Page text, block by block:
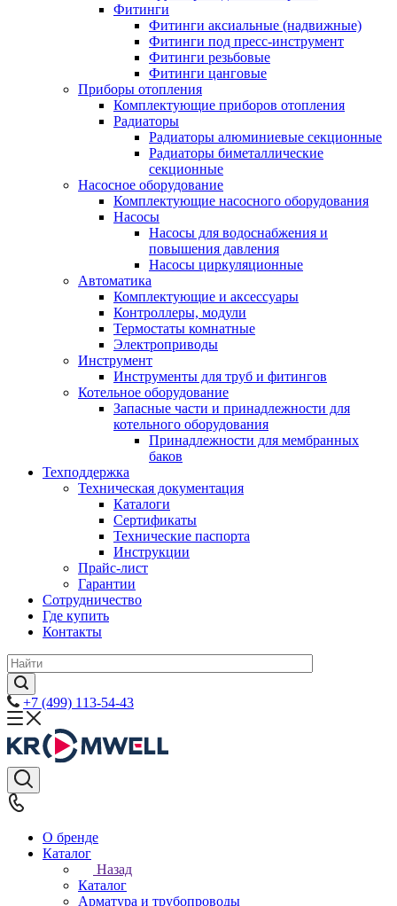
Фитинги
Фитинги аксиальные (надвижные)
Фитинги под пресс-инструмент
Фитинги резьбовые
Фитинги цанговые
Приборы отопления
Комплектующие приборов отопления
Радиаторы
Радиаторы алюминиевые секционные
Радиаторы биметаллические
секционные
Насосное оборудование
Комплектующие насосного оборудования
Насосы
Насосы для водоснабжения и
повышения давления
Насосы циркуляционные
Автоматика
Комплектующие и аксессуары
Контроллеры, модули
Термостаты комнатные
Электроприводы
Инструмент
Инструменты для труб и фитингов
Котельное оборудование
Запасные части и принадлежности для
котельного оборудования
Принадлежности для мембранных
баков
Техподдержка
Техническая документация
Каталоги
Сертификаты
Технические паспорта
Инструкции
Прайс-лист
Гарантии
Сотрудничество
Где купить
Контакты
+7 (499) 113-54-43
О бренде
Каталог
Назад
Каталог
Арматура и трубопроводы